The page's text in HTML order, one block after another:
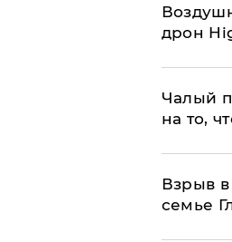
дрон
Чалый
на то,
Взрыв в
семье